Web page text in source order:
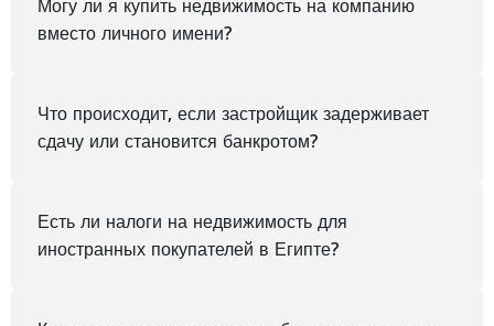
вместо личного имени?
Что происходит, если застройщик задерживает
сдачу или становится банкротом?
Есть ли налоги на недвижимость для
иностранных покупателей в Египте?